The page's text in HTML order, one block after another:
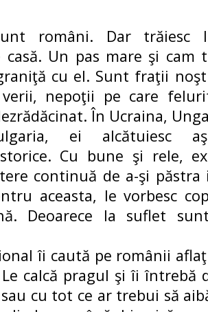
români. Dar trăiesc
casă. Un pas mare şi cam
cu el. Sunt fraţii
nepoţii pe care
În Ucraina,
ei alcătuiesc
Cu bune şi rele,
continuă de a-şi
aceasta, le vorbesc
Deoarece la suflet
îi caută pe românii
calcă pragul şi îi întrebă
cu tot ce ar trebui să